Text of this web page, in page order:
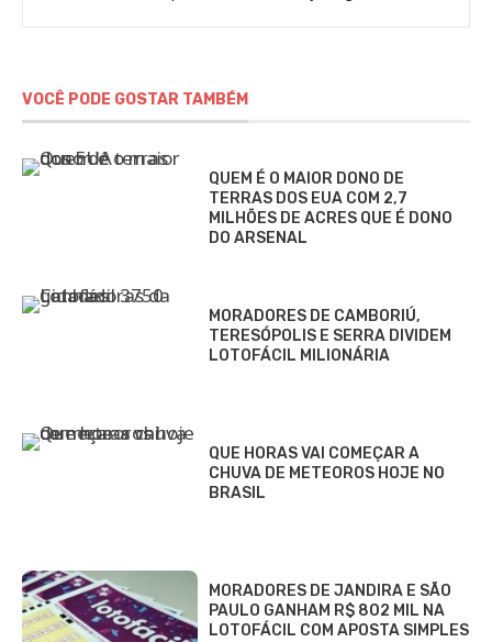
VOCÊ PODE GOSTAR TAMBÉM
QUEM É O MAIOR DONO DE
TERRAS DOS EUA COM 2,7
MILHÕES DE ACRES QUE É DONO
DO ARSENAL
MORADORES DE CAMBORIÚ,
TERESÓPOLIS E SERRA DIVIDEM
LOTOFÁCIL MILIONÁRIA
QUE HORAS VAI COMEÇAR A
CHUVA DE METEOROS HOJE NO
BRASIL
MORADORES DE JANDIRA E SÃO
PAULO GANHAM R$ 802 MIL NA
LOTOFÁCIL COM APOSTA SIMPLES